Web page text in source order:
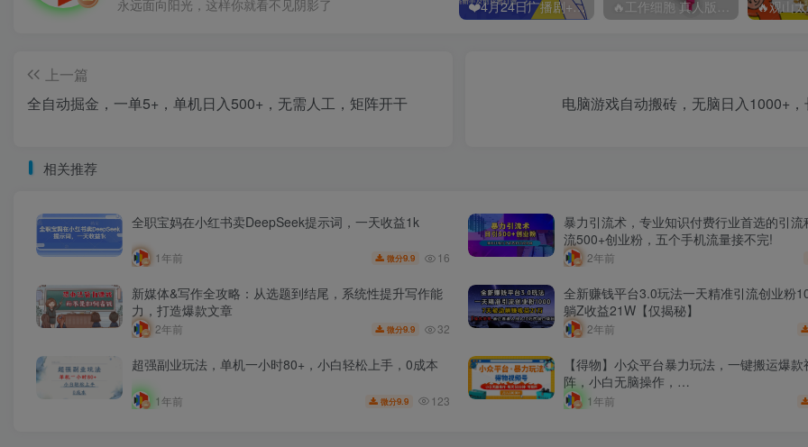
永远面向阳光，这样你就看不见阴影了 ❤️4月24日广播剧+有S剧单期合集 百度：
上一篇
全自动掘金，一单5+，单机日入500+，无需人工，矩阵开干
电脑游戏自动搬砖，无脑日入1000+
相关推荐
全职宝妈在小红书卖DeepSeek提示词，一天收益1k
1年前 微分9.9 16
暴力引流术，专业知识付费行业首选的引流
流500+创业粉，五个手机流量接不完!
2年前
新媒体&写作全攻略：从选题到结尾，系统性提升写作能
力，打造爆款文章
2年前 微分9.9 32
全新赚钱平台3.0玩法一天精准引流创业粉
躺Z收益21W【仅揭秘】
2年前
超强副业玩法，单机一小时80+，小白轻松上手，0成本
1年前 微分9.9 123
【得物】小众平台暴力玩法，一键搬运爆
阵，小白无脑操作，…
1年前